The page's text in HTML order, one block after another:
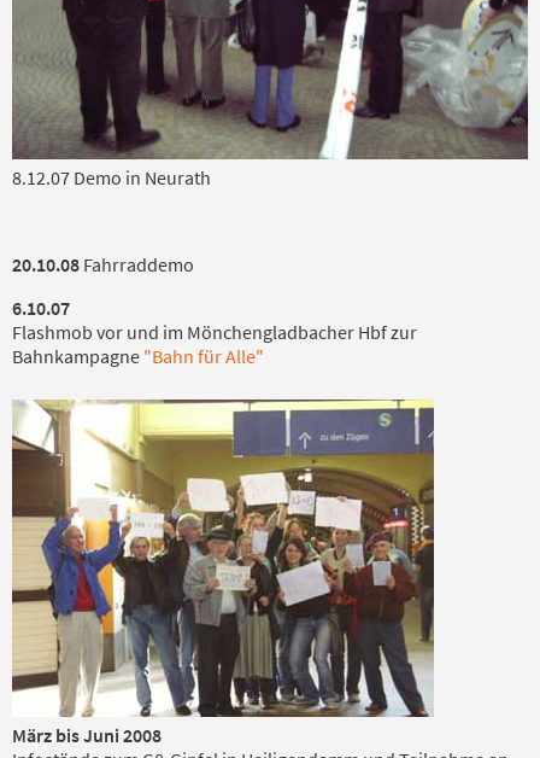
8.12.07 Demo in Neurath
20.10.08 Fahrraddemo
6.10.07
Flashmob vor und im Mönchengladbacher Hbf zur
Bahnkampagne "Bahn für Alle"
März bis Juni 2008